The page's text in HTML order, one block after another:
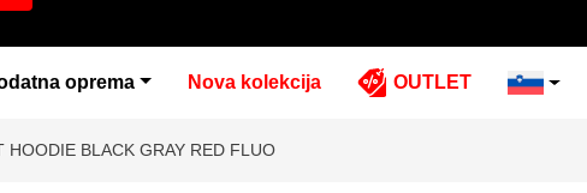
oprema Nova kolekcija OUTLET
HOODIE BLACK GRAY RED FLUO